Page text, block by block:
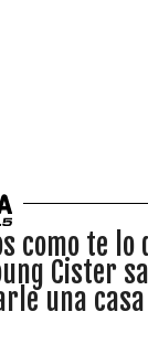
como te lo
Cister
una